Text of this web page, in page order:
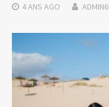
4 ANS AGO